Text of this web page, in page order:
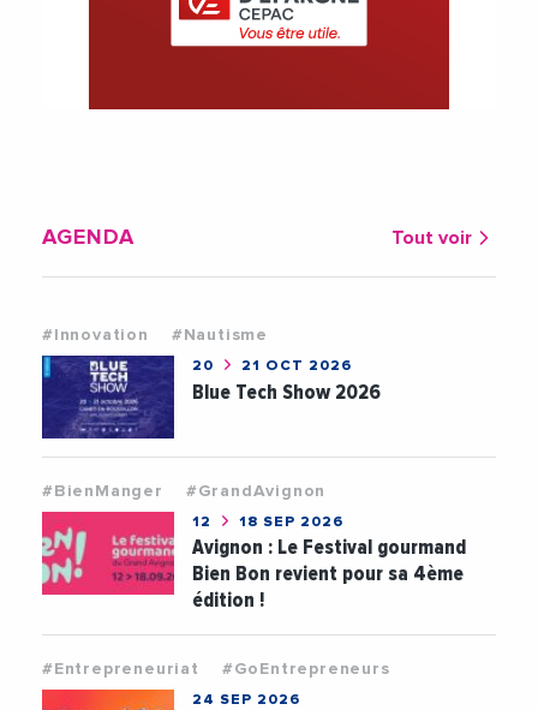
AGENDA Tout voir
#Innovation #Nautisme
20 21 OCT 2026
Blue Tech Show 2026
#BienManger #GrandAvignon
12 18 SEP 2026
Avignon : Le Festival gourmand
Bien Bon revient pour sa 4ème
édition !
#Entrepreneuriat #GoEntrepreneurs
24 SEP 2026